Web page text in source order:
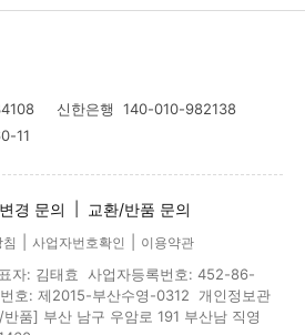
신한은행 140-010-982138
11
경 문의 교환/반품 문의
사업자번호확인 이용약관
자: 김태효 사업자등록번호: 452-86-
호: 제2015-부산수영-0312 개인정보관
품] 부산 남구 우암로 191 부산남 직영